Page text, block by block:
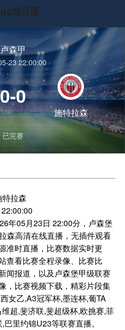
卢森甲
23 22:00:00
0-0
施特拉森
已完赛
拉森
年05月23日 22:00分，卢森堡
森高清在线直播，无插件观看
准时直播，比赛数据实时更
查看比赛全程录像、比赛比
闻报道，以及卢森堡甲级联赛
，比赛视频下载，精彩片段集
女乙,A3冠军杯,墨连杯,葡TA
超,斐济联,斐超级杯,欧挑赛,菲
里约锦U23等联赛直播。